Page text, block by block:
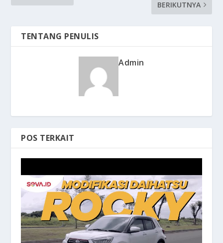
BERIKUTNYA
TENTANG PENULIS
Admin
POS TERKAIT